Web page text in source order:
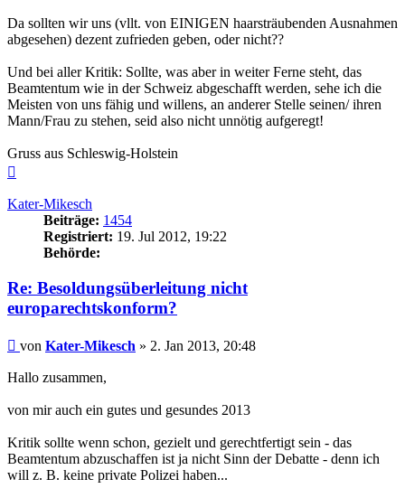
Da sollten wir uns (vllt. von EINIGEN haarsträubenden Ausnahmen
abgesehen) dezent zufrieden geben, oder nicht??
Und bei aller Kritik: Sollte, was aber in weiter Ferne steht, das
Beamtentum wie in der Schweiz abgeschafft werden, sehe ich die
Meisten von uns fähig und willens, an anderer Stelle seinen/ ihren
Mann/Frau zu stehen, seid also nicht unnötig aufgeregt!
Gruss aus Schleswig-Holstein
Kater-Mikesch
Beiträge: 1454
Registriert: 19. Jul 2012, 19:22
Behörde:
Re: Besoldungsüberleitung nicht
europarechtskonform?
Beitrag
von Kater-Mikesch » 2. Jan 2013, 20:48
Hallo zusammen,
von mir auch ein gutes und gesundes 2013
Kritik sollte wenn schon, gezielt und gerechtfertigt sein - das
Beamtentum abzuschaffen ist ja nicht Sinn der Debatte - denn ich
will z. B. keine private Polizei haben...